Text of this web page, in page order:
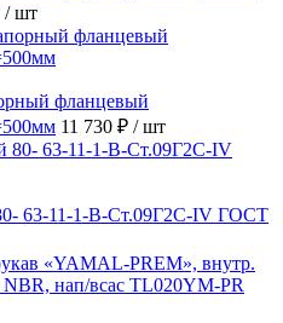
/ шт
фланцевый
11 730 ₽ / шт
63-11-1-B-Ст.09Г2С-IV ГОСТ